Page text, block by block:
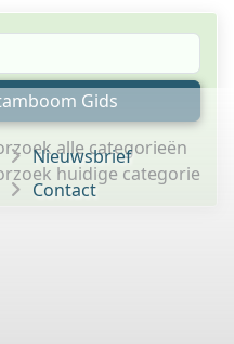
Gids
alle categorieën
huidige categorie
Nieuwsbrief
Contact